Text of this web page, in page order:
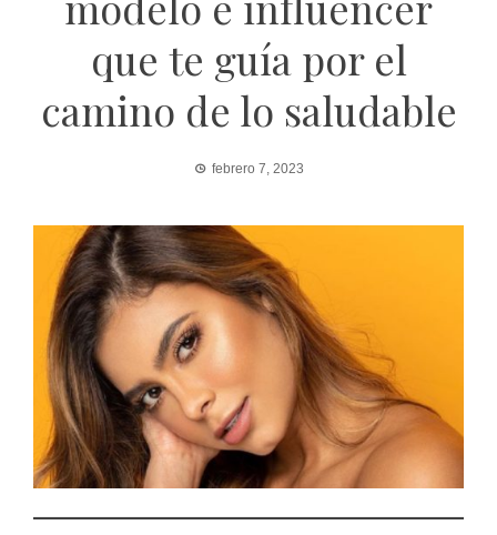
que te guía por el
camino de lo saludable
febrero 7, 2023